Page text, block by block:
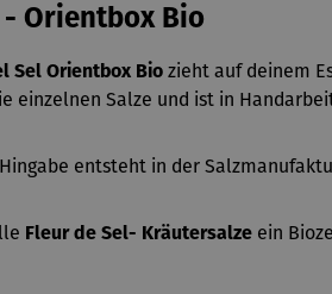
- Orientbox Bio
Sel Orientbox Bio zieht auf deinem
einzelnen Salze und ist in
entsteht in der
Fleur de Sel- Kräutersalze ein